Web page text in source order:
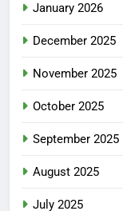
January 2026
December 2025
November 2025
October 2025
September 2025
August 2025
July 2025